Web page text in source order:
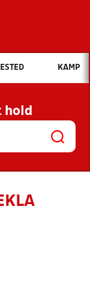
vil du søge efter?
NYHEDER
OG
KAMP
hold